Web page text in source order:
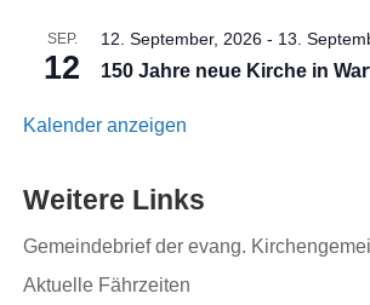
SEP.
12
12. September, 2026 - 13.
150 Jahre neue Kirche in
Kalender anzeigen
Weitere Links
Gemeindebrief der evang.
Aktuelle Fährzeiten